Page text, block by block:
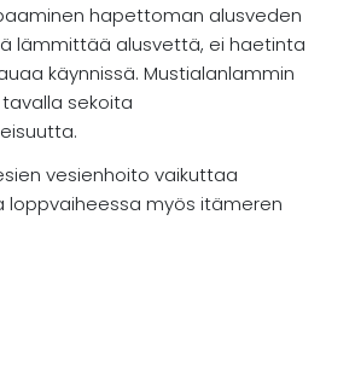
hapettoman alusveden
lämmittää alusvettä, ei haetinta
käynnissä. Mustialanlammin
sekoita
vesienhoito vaikuttaa
loppvaiheessa myös itämeren